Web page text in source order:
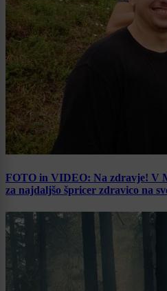
FOTO in VIDEO: Na zdravje! V
za najdaljšo špricer zdravico na